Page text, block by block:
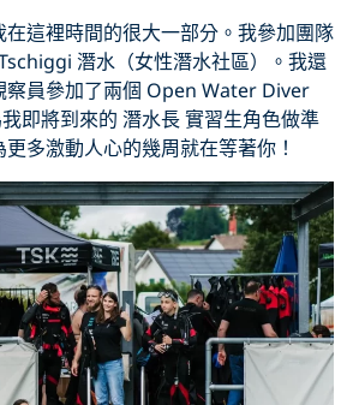
這裡時間的很大一部分。我參加團隊
潛水（女性潛水社區）。我還
察員參加了兩個 Open Water Diver
我即將到來的 潛水長 實習生角色做準
多激動人心的幾周就在等著你！